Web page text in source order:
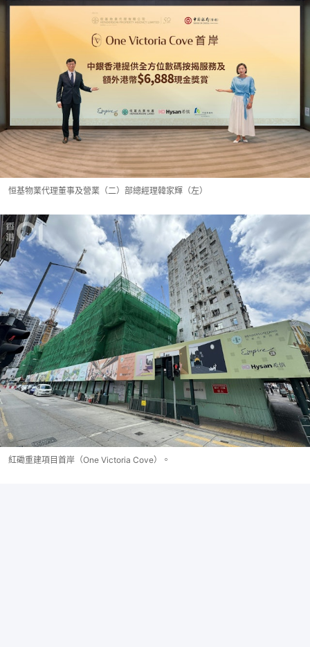
恒基物業代理董事及營業（二）部總經理韓家輝（左）
紅磡重建項目首岸（One Victoria Cove）。